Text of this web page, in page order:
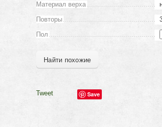
Материал верха
Повторы
Пол
Найти похожие
Tweet Save